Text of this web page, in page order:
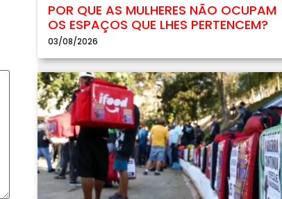
POR QUE AS MULHERES NÃO OCUPAM
OS ESPAÇOS QUE LHES PERTENCEM?
03/08/2026